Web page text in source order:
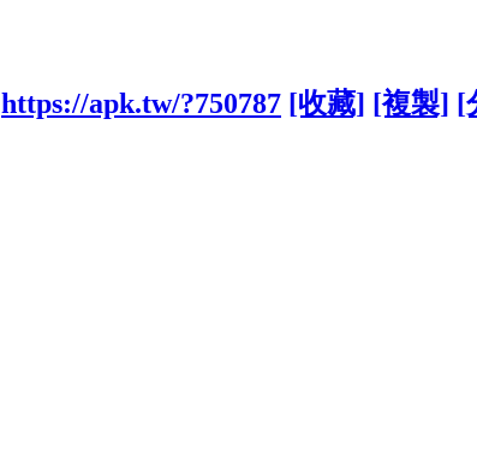
https://apk.tw/?750787 [收藏] [複製] [